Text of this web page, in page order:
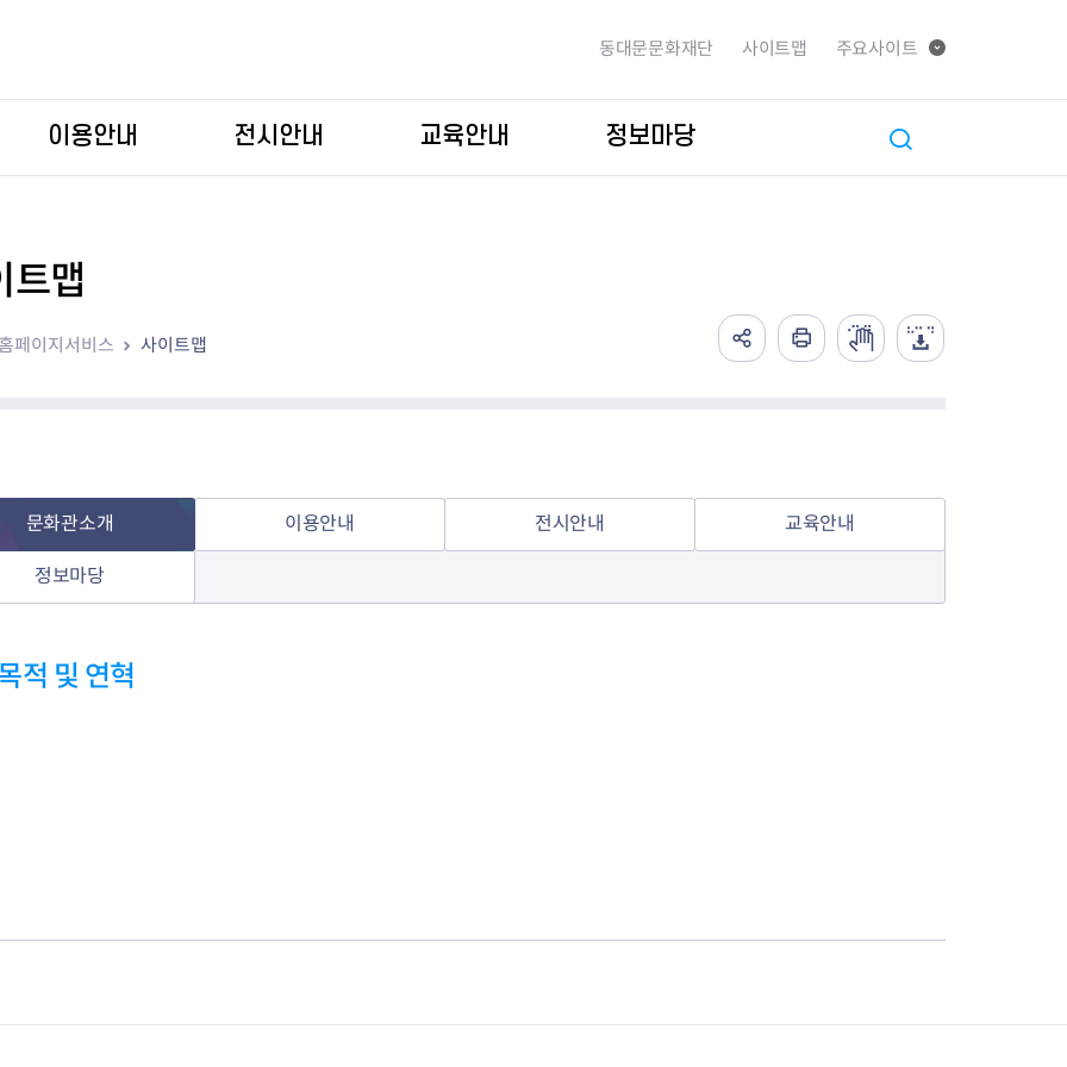
동대문문화재단 사이트맵 주요사이트
이용안내 전시안내 교육안내 정보마당
트맵
페이지서비스 사이트맵
문화관소개 이용안내 전시안내 교육안내
정보마당
적 및 연혁